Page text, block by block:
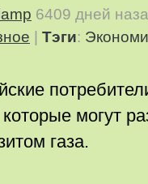
lamp 6409 дней
Тэги:
могут
газа.